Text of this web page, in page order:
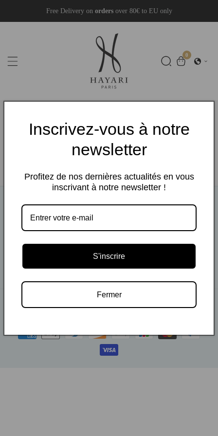
To
Free Delivery on ordersover 80€ to EU only
00
items
MILLESIME GIFTSET
Home MILLESIME GIFTSET
Contact Info Contact Info
Our Store
Useful Links Useful Links
Sign Up for Email
Inscrivez-vous à notre
newsletter
Profitez de nos dernières actualités en vous
inscrivant à notre newsletter !
S'inscrire
Fermer